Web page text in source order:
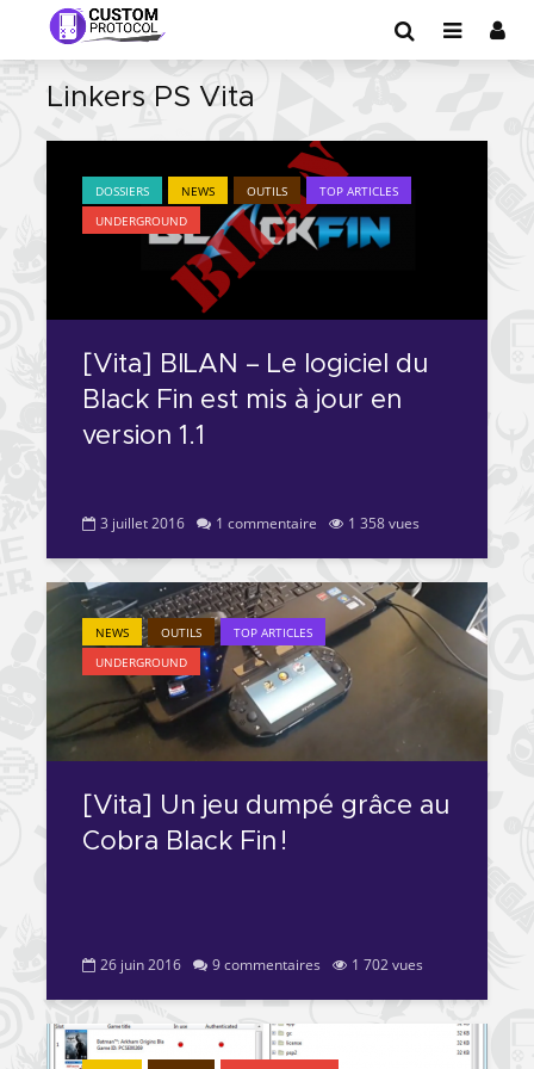
Linkers PS Vita
DOSSIERS NEWS OUTILS
TOP ARTICLES
UNDERGROUND
[Vita] BILAN – Le logiciel du
Black Fin est mis à jour en
version 1.1
3 juillet 2016 1 commentaire 1 358 vues
NEWS OUTILS
TOP ARTICLES
UNDERGROUND
[Vita] Un jeu dumpé grâce au
Cobra Black Fin !
26 juin 2016 9 commentaires 1 702 vues